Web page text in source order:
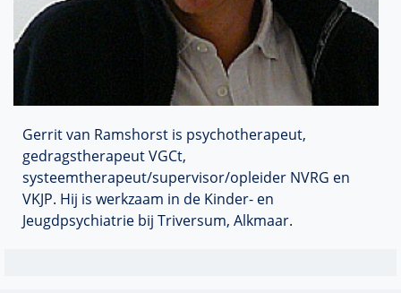
Gerrit van Ramshorst is psychotherapeut,
gedragstherapeutVGCt,
systeemtherapeut/supervisor/opleider NVRG en
VKJP. Hij is werkzaam in de Kinder- en
Jeugdpsychiatrie bij Triversum, Alkmaar.